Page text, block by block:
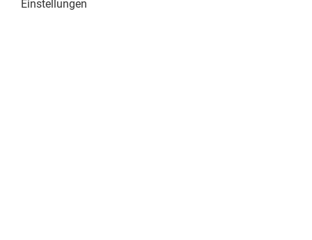
Einstellungen